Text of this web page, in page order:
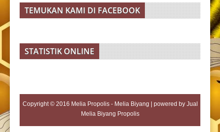
TEMUKAN KAMI DI FACEBOOK
STATISTIK ONLINE
Copyright © 2016 Melia Propolis - Melia Biyang | powered by Jual
Melia Biyang Propolis